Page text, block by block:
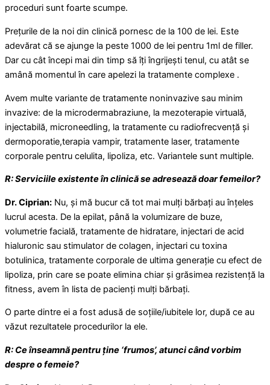
proceduri sunt foarte scumpe.
Prețurile de la noi din clinică pornesc de la 100 de lei. Este
adevărat că se ajunge la peste 1000 de lei pentru 1ml de filler.
Dar cu cât începi mai din timp să îți îngrijești tenul, cu atât se
amână momentul în care apelezi la tratamente complexe .
Avem multe variante de tratamente noninvazive sau minim
invazive: de la microdermabraziune, la mezoterapie virtuală,
injectabilă, microneedling, la tratamente cu radiofrecvență și
dermoporatie,terapia vampir, tratamente laser, tratamente
corporale pentru celulita, lipoliza, etc. Variantele sunt multiple.
R: Serviciile existente în clinică se adresează doar femeilor?
Dr. Ciprian: Nu, și mă bucur că tot mai mulți bărbați au înțeles
lucrul acesta. De la epilat, până la volumizare de buze,
volumetrie facială, tratamente de hidratare, injectari de acid
hialuronic sau stimulator de colagen, injectari cu toxina
botulinica, tratamente corporale de ultima generație cu efect de
lipoliza, prin care se poate elimina chiar și grăsimea rezistență la
fitness, avem în lista de pacienți mulți bărbați.
O parte dintre ei a fost adusă de soțiile/iubitele lor, după ce au
văzut rezultatele procedurilor la ele.
R: Ce înseamnă pentru ține ‘frumos’, atunci când vorbim
despre o femeie?